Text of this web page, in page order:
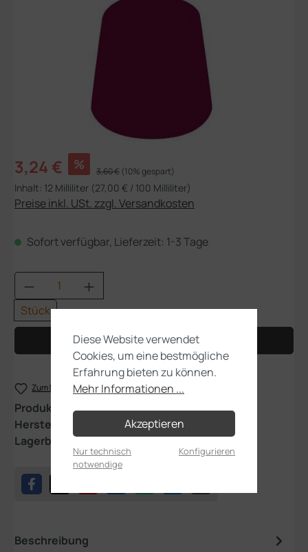
Verkaufspreis:
3,24 € % Regulärer Preis:
3,60 € (10% gespart)
Inhalt: 12 Milliliter (27,00 € / 100 Milliliter)
Preise inkl. USt. zzgl. Versandkosten
Sofort verfügbar, Lieferzeit: 1-3 Tage
Produkt Anzahl: Gib den gewünschten
Stück
In den Warenkorb
Zum Merkzettel hinzufügen
Produktnummer:21-33
Hersteller:
Games Workshop
Lagerbestand:3
Beschreibung
Diese Website verwendet
Cookies, um eine bestmögliche
Erfahrung bieten zu können.
Mehr Informationen ...
Akzeptieren
Nur technisch
notwendige
Konfigurieren